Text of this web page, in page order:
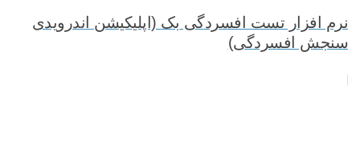
نرم افزار تست افسردگی بک (اپلیکیشن اندرویدی
سنجش افسردگی)